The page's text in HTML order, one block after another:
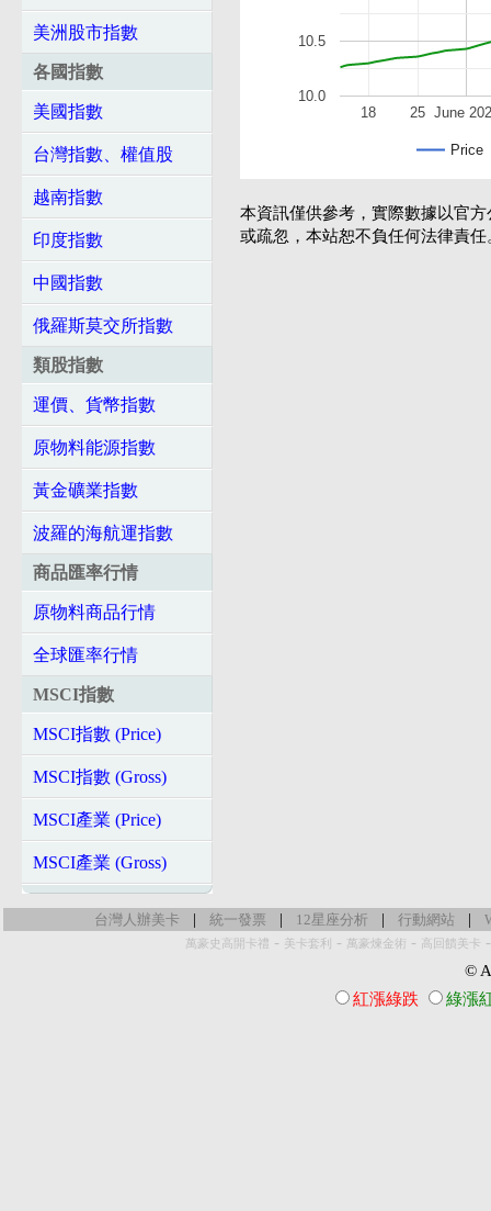
美洲股市指數
各國指數
美國指數
台灣指數、權值股
越南指數
印度指數
中國指數
俄羅斯莫交所指數
類股指數
運價、貨幣指數
原物料能源指數
黃金礦業指數
波羅的海航運指數
商品匯率行情
原物料商品行情
全球匯率行情
MSCI指數
MSCI指數 (Price)
MSCI指數 (Gross)
MSCI產業 (Price)
MSCI產業 (Gross)
Price
June
18 25
10.0
10.5
本資訊僅供參考，實際數據以官
或疏忽，本站恕不負任何法律責任
台灣人辦美卡 | 統一發票 | 12星座分析 | 行動網站 |
萬豪史高開卡禮 - 美卡套利 - 萬豪煉金術 - 高回饋美卡
©
紅漲綠跌
綠漲